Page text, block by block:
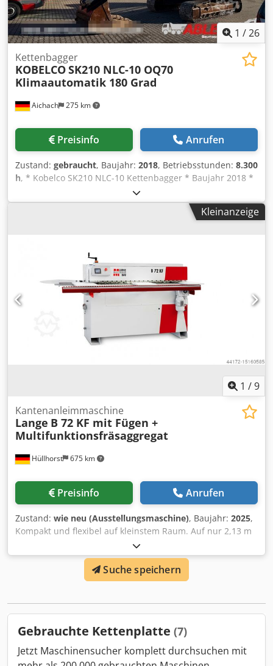
1 /26
Aichach 275 km
Kettenbagger
KOBELCOSK210 NLC-10 OQ70
Klimaautomatik 180 Grad
Preisinfo Anrufen
Zustand: gebraucht, Baujahr: 2018, Betriebsstunden: 8.300
h, * Kobelco SK210 NLC-10 Kettenbagger * Baujahr 2018 *
8300 h * 124 KW Hino Motor * 22400 kg * OQ 70
Schnellwechsler vollhydraulisch * Laufwerksbreite 280 cm
* Kettenplatten 60 cm * Tieflöffel 130 cm * Alle Leitungen *
Kleinanzeige
1 /9
Hüllhorst 675 km
Kantenanleimmaschine
Lange B 72 KF mit Fügen +
Multifunktionsfräsaggregat
Preisinfo Anrufen
Zustand: wie neu (Ausstellungsmaschine), Baujahr: 2025,
Kompakt und flexibel auf kleinstem Raum. Auf nur 2,13 m
Länge bekommen hier Werkstücke ihr Finish. Ausgestattet
mit einem 1,1 KW Hochfrequenzmotor Fügeaggregat und
Diamantbestücktem Spiralfügefräser, teflonbeschichtetes
Leimaggregat, Vorkappaggregat und HF-
Finishaggregate, wie z.B. eine Flächenziehklinge und
Screen.► Steuerung über 3,5 Zoll Farb-Touch Screen►
Fügeaggregat mit einem 1,1 KW Hochfrequenzmotor
mitDiamantbestücktem Spiralfügefräser im Gegenlauf
Suche speichern
Gebrauchte Kettenplatte (7)
Jetzt Maschinensucher komplett durchsuchen mit